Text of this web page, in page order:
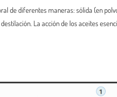
de diferentes maneras: sólida (en
La acción de los aceites